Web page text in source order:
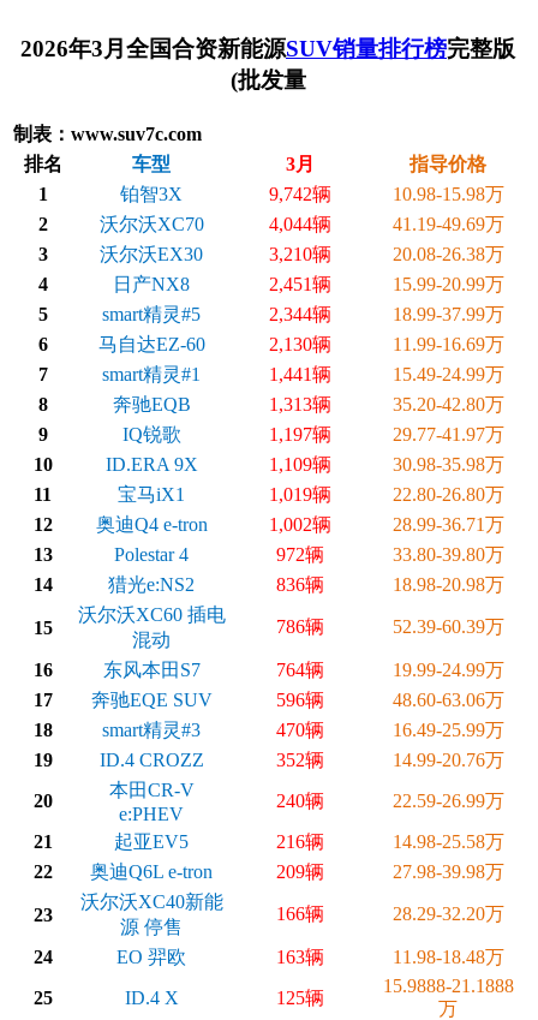
2026年3月全国合资新能源SUV销量排行榜完整版
(批发量
制表：www.suv7c.com
排名
车型 3月
指导价格
1
铂智3X 9,742辆
10.98-15.98万
2
沃尔沃XC70 4,044辆
41.19-49.69万
3
沃尔沃EX30 3,210辆
20.08-26.38万
4
日产NX8 2,451辆
15.99-20.99万
5
smart精灵#5 2,344辆
18.99-37.99万
6
马自达EZ-60 2,130辆
11.99-16.69万
7
smart精灵#1 1,441辆
15.49-24.99万
8
奔驰EQB 1,313辆
35.20-42.80万
9
IQ锐歌 1,197辆
29.77-41.97万
10
ID.ERA 9X 1,109辆
30.98-35.98万
11
宝马iX1 1,019辆
22.80-26.80万
12
奥迪Q4 e-tron 1,002辆
28.99-36.71万
13
Polestar 4 972辆
33.80-39.80万
14
猎光e:NS2 836辆 18.98-20.98万
15
沃尔沃XC60 插电
混动
786辆 52.39-60.39万
16 东风本田S7 764辆
19.99-24.99万
17
奔驰EQE SUV 596辆
48.60-63.06万
18
smart精灵#3 470辆
16.49-25.99万
19
ID.4 CROZZ 352辆
14.99-20.76万
20
本田CR-V
e:PHEV
240辆
22.59-26.99万
21
起亚EV5 216辆
14.98-25.58万
22
奥迪Q6L e-tron 209辆 27.98-39.98万
23
沃尔沃XC40新能
源 停售
166辆 28.29-32.20万
24 EO 羿欧 163辆
11.98-18.48万
25
ID.4 X 125辆
15.9888-21.1888
万